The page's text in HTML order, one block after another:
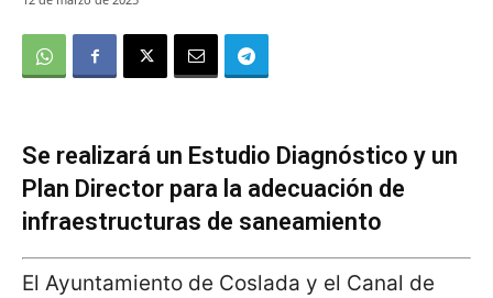
Se realizará un Estudio Diagnóstico y un
Plan Director para la adecuación de
infraestructuras de saneamiento
El Ayuntamiento de Coslada y el Canal de